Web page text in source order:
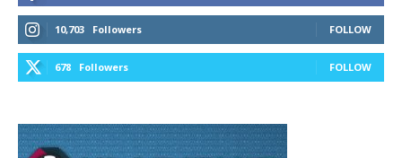
10,703 Followers FOLLOW
678 Followers FOLLOW